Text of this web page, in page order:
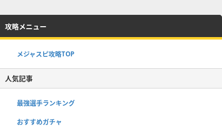
攻略メニュー
メジャスピ攻略TOP
人気記事
最強選手ランキング
おすすめガチャ